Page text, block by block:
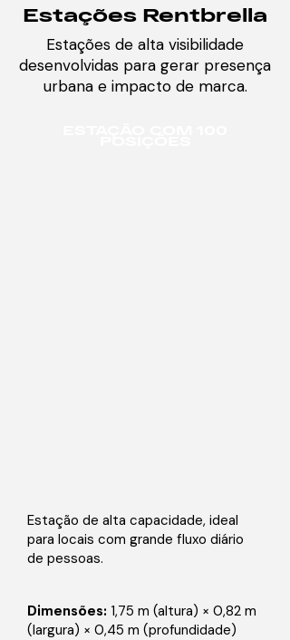
Estações Rentbrella
Estações de alta visibilidade
desenvolvidas para gerar presença
urbana e impacto de marca.
Estação de alta capacidade, ideal
para locais com grande fluxo diário
de pessoas.
Dimensões: 1,75 m (altura) × 0,82 m
(largura) × 0,45 m (profundidade)